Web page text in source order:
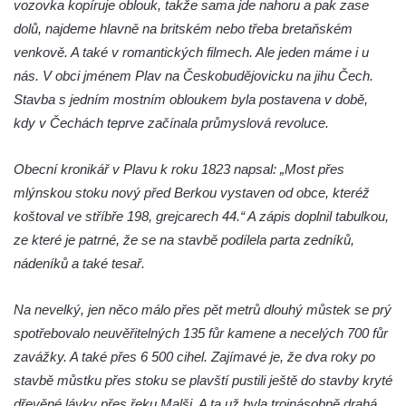
Silniční most Josefa Straky v Mělníku
Silniční most přes Bouřlivec v Želénkách
Železniční most přes Jizeru u Dolní Dušnice
Kamenný zámecký most přes Ploučnici v
Kamenný most přes Radbuzu v Dobřanech
Železniční most přes Mohelku v Rychnově
u Jablonce nad Nisou
Černý most (a akvadukt) přes železniční
trať z ulice Na Hamrech v Krupce
Silniční most přes Ohři jižně od Křesína
vozovka kopíruje oblouk, takže sama jde nahoru a pak zase
dolů, najdeme hlavně na britském nebo třeba bretaňském
venkově. A také v romantických filmech. Ale jeden máme i u
nás. V obci jménem Plav na Českobudějovicku na jihu Čech.
Stavba s jedním mostním obloukem byla postavena v době,
kdy v Čechách teprve začínala průmyslová revoluce.
Obecní kronikář v Plavu k roku 1823 napsal: „Most přes
mlýnskou stoku nový před Berkou vystaven od obce, kteréž
koštoval ve stříbře 198, grejcarech 44.“ A zápis doplnil tabulkou,
ze které je patrné, že se na stavbě podílela parta zedníků,
nádeníků a také tesař.
Na nevelký, jen něco málo přes pět metrů dlouhý můstek se prý
spotřebovalo neuvěřitelných 135 fůr kamene a necelých 700 fůr
zavážky. A také přes 6 500 cihel. Zajímavé je, že dva roky po
stavbě můstku přes stoku se plavští pustili ještě do stavby kryté